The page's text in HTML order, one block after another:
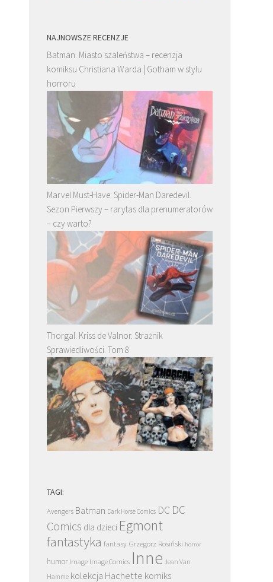
NAJNOWSZE RECENZJE
Batman. Miasto szaleństwa – recenzja
komiksu Christiana Warda | Gotham w stylu
horroru
Marvel Must-Have: Spider-Man Daredevil.
Sezon Pierwszy – rarytas dla prenumeratorów
– czy warto?
Thorgal. Kriss de Valnor. Strażnik
Sprawiedliwości. Tom 8
TAGI:
Avengers Batman Dark Horse Comics DC DC
Comics dla dzieci Egmont
fantastyka fantasy Grzegorz Rosiński horror
humor Image Image Comics Inne Jean Van
Hamme kolekcja Hachette komiks